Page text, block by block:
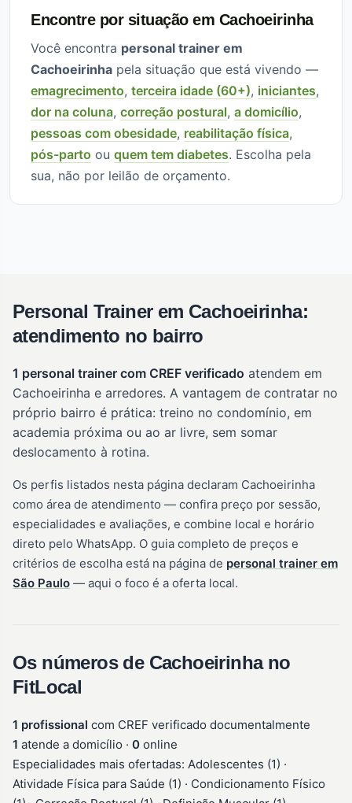
Encontre por situação em Cachoeirinha
Você encontra personal trainer em
Cachoeirinha pela situação que está vivendo —
emagrecimento, terceira idade (60+), iniciantes,
dor na coluna, correção postural, a domicílio,
pessoas com obesidade, reabilitação física,
pós-parto ou quem tem diabetes. Escolha pela
sua, não por leilão de orçamento.
Personal Trainer em Cachoeirinha:
atendimento no bairro
1 personal trainer com CREF verificado atendem em
Cachoeirinha e arredores. A vantagem de contratar no
próprio bairro é prática: treino no condomínio, em
academia próxima ou ao ar livre, sem somar
deslocamento à rotina.
Os perfis listados nesta página declaram Cachoeirinha
como área de atendimento — confira preço por sessão,
especialidades e avaliações, e combine local e horário
direto pelo WhatsApp. O guia completo de preços e
critérios de escolha está na página de personal trainer em
São Paulo — aqui o foco é a oferta local.
Os números de Cachoeirinha no
FitLocal
1 profissional com CREF verificado documentalmente
1 atende a domicílio · 0 online
Especialidades mais ofertadas: Adolescentes (1) ·
Atividade Física para Saúde (1) · Condicionamento Físico